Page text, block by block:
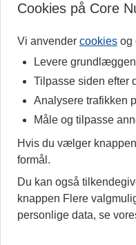
Cookies på Core
Vi anvender cookies og
Levere
Tilpasse siden efter
Analysere trafikken
Måle og tilpasse
Hvis du vælger
formål.
Du kan også
knappen Flere
personlige data, se